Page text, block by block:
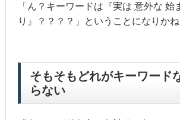
「ん？キーワードは『実は 意外な 始
り』？？？？」ということになりかね
そもそもどれがキーワード
らない